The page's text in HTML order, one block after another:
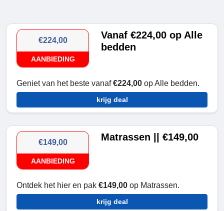
€224,00
AANBIEDING
Vanaf €224,00 op Alle
bedden
Geniet van het beste vanaf€224,00 op Alle bedden.
krijg deal
€149,00
AANBIEDING
Matrassen || €149,00
Ontdek het hier en pak €149,00 op Matrassen.
krijg deal